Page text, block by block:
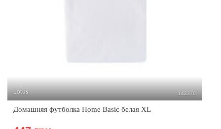
Lotus 142370
Домашняя футболка Home Basic белая XL